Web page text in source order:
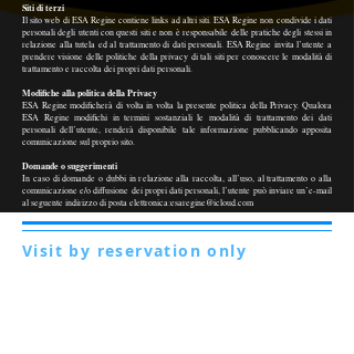
Siti di terzi
Il sito web di ESA Regine contiene links ad altri siti. ESA Regine non condivide i dati
personali degli utenti con questi siti e non è responsabile delle pratiche degli stessi in
relazione alla tutela ed al trattamento di dati personali. ESA Regine invita l’utente a
prendere visione delle politiche della privacy di tali siti per conoscere le modalità di
trattamento e raccolta dei propri dati personali.
Modifiche alla politica della Privacy
ESA Regine modificherà di volta in volta la presente politica della Privacy. Qualora
ESA Regine modifichi in termini sostanziali le modalità di trattamento dei dati
personali dell’utente, renderà disponibile tale informazione pubblicando apposita
comunicazione sul proprio sito.
Domande o suggerimenti
In caso di domande o dubbi in relazione alla raccolta, all’uso, al trattamento o alla
comunicazione e/o diffusione dei propri dati personali, l’utente può inviare un’e-mail
al seguente indirizzo di posta elettronica:esaregine@icloud.com
Visit by reservation only